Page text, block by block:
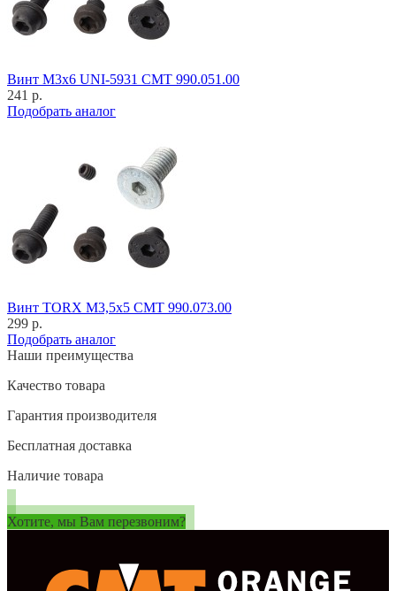
Винт M3x6 UNI-5931 CMT 990.051.00
241 р.
Подобрать аналог
Винт TORX M3,5x5 CMT 990.073.00
299 р.
Подобрать аналог
Наши преимущества
Качество товара
Гарантия производителя
Бесплатная доставка
Наличие товара
Хотите, мы Вам перезвоним?